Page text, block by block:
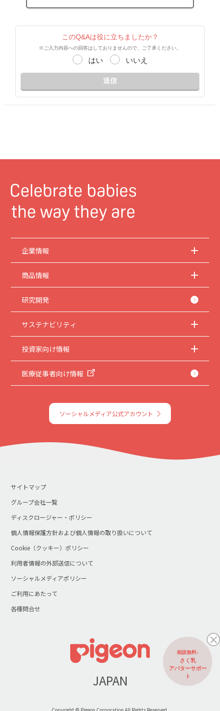
このQ&Aは役に立ちましたか？
※ご入力内容への回答はしておりませんので、ご了承ください。
はい いいえ
送信
企業情報
商品情報
研究開発
サステナビリティ
投資家向け情報
医療従事者向け情報
ソーシャルメディア公式アカウント
サイトマップ
グループ会社一覧
ディスクロージャー・ポリシー
個人情報保護方針および個人情報の取り扱いについて
Cookie（クッキー）ポリシー
利用者情報の外部送信について
ソーシャルメディアポリシー
ご利用にあたって
各種問合せ
JAPAN
相談無料♪
さく乳
アバターサポー
ト